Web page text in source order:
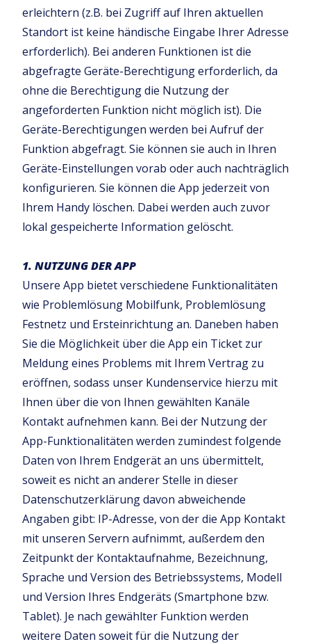
erleichtern (z.B. bei Zugriff auf Ihren aktuellen
Standort ist keine händische Eingabe Ihrer Adresse
erforderlich). Bei anderen Funktionen ist die
abgefragte Geräte-Berechtigung erforderlich, da
ohne die Berechtigung die Nutzung der
angeforderten Funktion nicht möglich ist). Die
Geräte-Berechtigungen werden bei Aufruf der
Funktion abgefragt. Sie können sie auch in Ihren
Geräte-Einstellungen vorab oder auch nachträglich
konfigurieren. Sie können die App jederzeit von
Ihrem Handy löschen. Dabei werden auch zuvor
lokal gespeicherte Information gelöscht.
1. NUTZUNG DER APP
Unsere App bietet verschiedene Funktionalitäten
wie Problemlösung Mobilfunk, Problemlösung
Festnetz und Ersteinrichtung an. Daneben haben
Sie die Möglichkeit über die App ein Ticket zur
Meldung eines Problems mit Ihrem Vertrag zu
eröffnen, sodass unser Kundenservice hierzu mit
Ihnen über die von Ihnen gewählten Kanäle
Kontakt aufnehmen kann. Bei der Nutzung der
App-Funktionalitäten werden zumindest folgende
Daten von Ihrem Endgerät an uns übermittelt,
soweit es nicht an anderer Stelle in dieser
Datenschutzerklärung davon abweichende
Angaben gibt: IP-Adresse, von der die App Kontakt
mit unseren Servern aufnimmt, außerdem den
Zeitpunkt der Kontaktaufnahme, Bezeichnung,
Sprache und Version des Betriebssystems, Modell
und Version Ihres Endgeräts (Smartphone bzw.
Tablet). Je nach gewählter Funktion werden
weitere Daten soweit für die Nutzung der